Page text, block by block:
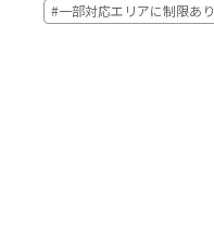
#一部対応エリアに制限あり